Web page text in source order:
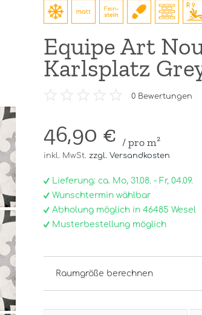
Equipe Art
Karlsplatz
0Bewertungen
46,90 € / pro m²
inkl. MwSt. zzgl. Versandkosten
Lieferung: ca. Mo, 31.08. - Fr, 04.09.
Wunschtermin wählbar
Abholung möglich in 46485 Wesel
Musterbestellung möglich
Raumgröße berechnen